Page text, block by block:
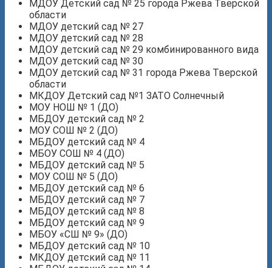
МДОУ Детский сад № 25 города Ржева Тверской
области
МДОУ детский сад № 27
МДОУ детский сад № 28
МДОУ детский сад № 29 комбинированного вида
МДОУ детский сад № 30
МДОУ детский сад № 31 города Ржева Тверской
области
МКДОУ Детский сад №1 ЗАТО Солнечный
МОУ НОШ № 1 (ДО)
МБДОУ детский сад № 2
МОУ СОШ № 2 (ДО)
МБДОУ детский сад № 4
МБОУ СОШ № 4 (ДО)
МБДОУ детский сад № 5
МОУ СОШ № 5 (ДО)
МБДОУ детский сад № 6
МБДОУ детский сад № 7
МБДОУ детский сад № 8
МБДОУ детский сад № 9
МБОУ «СШ № 9» (ДО)
МБДОУ детский сад № 10
МКДОУ детский сад № 11